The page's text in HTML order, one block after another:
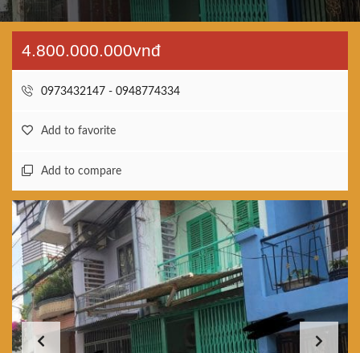
4.800.000.000vnđ
0973432147 - 0948774334
Add to favorite
Add to compare